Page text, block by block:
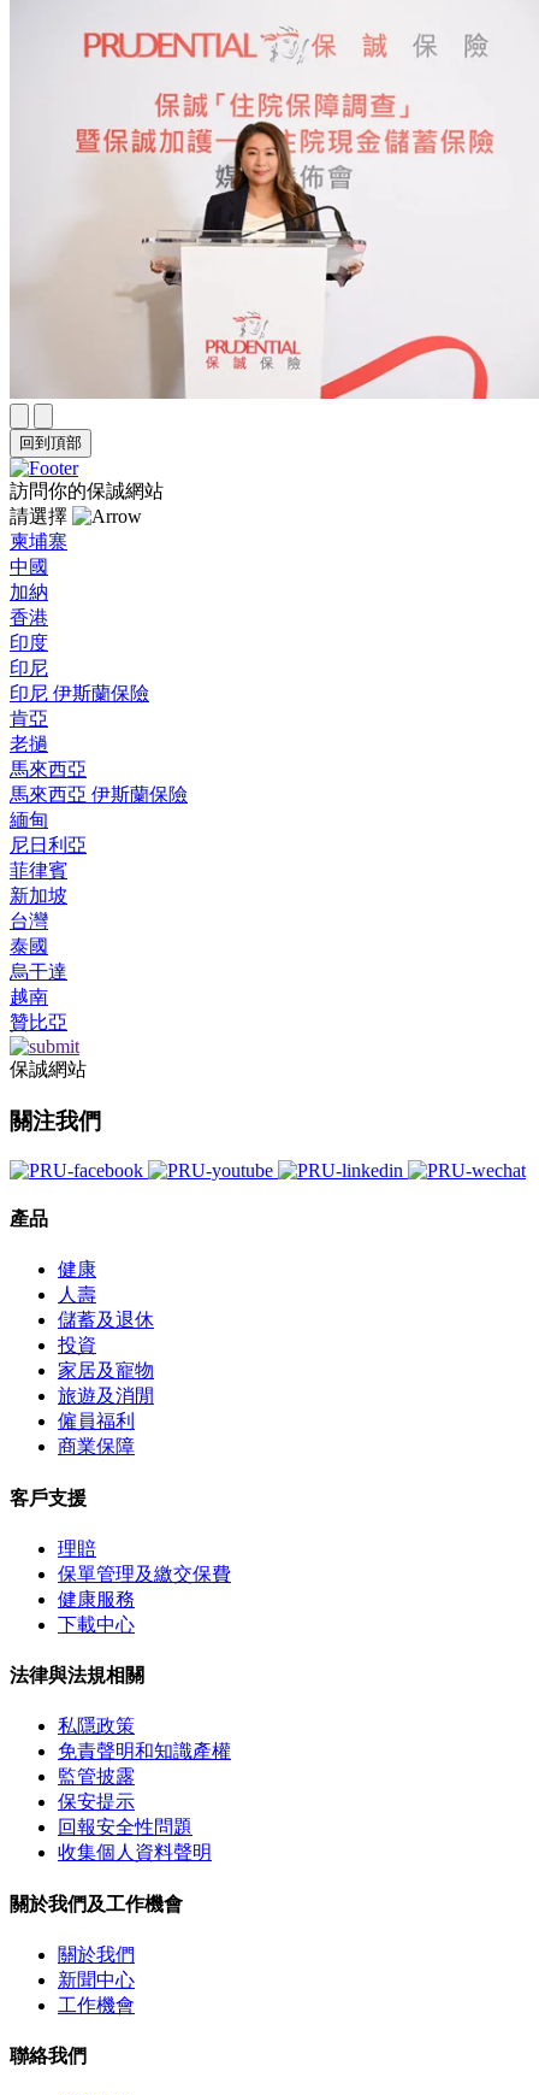
回到頂部
訪問你的保誠網站
請選擇
柬埔寨
中國
加納
香港
印度
印尼
印尼 伊斯蘭保險
肯亞
老撾
馬來西亞
馬來西亞 伊斯蘭保險
緬甸
尼日利亞
菲律賓
新加坡
台灣
泰國
烏干達
越南
贊比亞
保誠網站
關注我們
產品
健康
人壽
儲蓄及退休
投資
家居及寵物
旅遊及消閒
僱員福利
商業保障
客戶支援
理賠
保單管理及繳交保費
健康服務
下載中心
法律與法規相關
私隱政策
免責聲明和知識產權
監管披露
保安提示
回報安全性問題
收集個人資料聲明
關於我們及工作機會
關於我們
新聞中心
工作機會
聯絡我們